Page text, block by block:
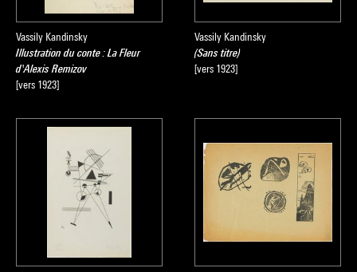
Vassily Kandinsky
Illustration du conte : La Fleur
d'Alexis Remizov
[vers 1923]
Vassily Kandinsky
(Sans titre)
[vers 1923]